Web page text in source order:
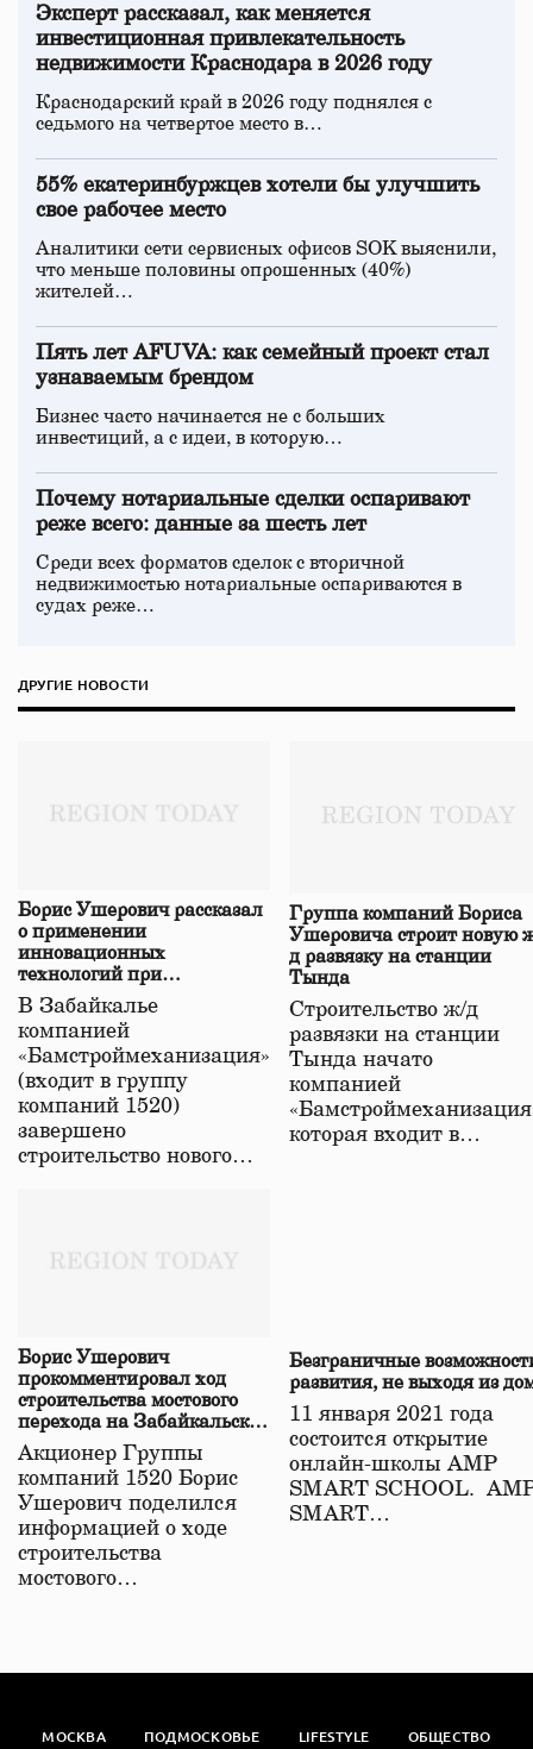
Эксперт рассказал, как меняется
инвестиционная привлекательность
недвижимости Краснодара в 2026 году
Краснодарский край в 2026 году поднялся с
седьмого на четвертое место в…
55% екатеринбуржцев хотели бы улучшить
свое рабочее место
Аналитики сети сервисных офисов SOK выяснили,
что меньше половины опрошенных (40%)
жителей…
Пять лет AFUVA: как семейный проект стал
узнаваемым брендом
Бизнес часто начинается не с больших
инвестиций, а с идеи, в которую…
Почему нотариальные сделки оспаривают
реже всего: данные за шесть лет
Среди всех форматов сделок с вторичной
недвижимостью нотариальные оспариваются в
судах реже…
ДРУГИЕ НОВОСТИ
Борис Ушерович рассказал
о применении
инновационных
технологий при
строительстве нового моста
в Забайкалье
В Забайкалье
компанией
«Бамстроймеханизация»
(входит в группу
компаний 1520)
завершено
строительство нового…
Группа компаний Бориса
Ушеровича строит новую
д развязку на станции
Тында
Строительство ж/д
развязки на станции
Тында начато
компанией
которая входит в…
Борис Ушерович
прокомментировал ход
строительства мостового
перехода на Забайкальской
железной дороге
Акционер Группы
компаний 1520 Борис
Ушерович поделился
информацией о ходе
строительства
мостового…
Безграничные
развития, не выходя из
11 января 2021 года
состоится открытие
онлайн-школы АМР
SMART SCHOOL.
SMART…
МОСКВА ПОДМОСКОВЬЕ LIFESTYLE ОБЩЕСТВО